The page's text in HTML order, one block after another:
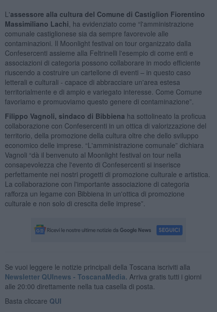
L'assessore alla cultura del Comune di Castiglion Fiorentino
Massimiliano Lachi , ha evidenziato come “l'amministrazione
comunale castiglionese sia da sempre favorevole alle
contaminazioni. Il Moonlight festival on tour organizzato dalla
Confesercenti assieme alla Feltrinelli l'esempio di come enti e
associazioni di categoria possono collaborare in modo efficiente
riuscendo a costruire un cartellone di eventi – in questo caso
letterali e culturali - capace di abbracciare un'area estesa
territorialmente e di ampio e variegato interesse. Come Comune
favoriamo e promuoviamo questo genere di contaminazione”.
Filippo Vagnoli, sindaco di Bibbiena ha sottolineato la proficua
collaborazione con Confesercenti in un ottica di valorizzazione del
territorio, della promozione della cultura oltre che dello sviluppo
economico delle imprese. “L'amministrazione comunale” dichiara
Vagnoli “dà il benvenuto al Moonlight festival on tour nella
consapevolezza che l'evento di Confesercenti si inserisce
perfettamente nei nostri progetti di promozione culturale e artistica.
La collaborazione con l'importante associazione di categoria
rafforza un legame con Bibbiena in un'ottica di promozione
culturale e non solo di crescita delle imprese”.
Se vuoi leggere le notizie principali della Toscana iscriviti alla
Newsletter QUInews - ToscanaMedia. Arriva gratis tutti i giorni
alle 20:00 direttamente nella tua casella di posta.
Basta cliccare QUI